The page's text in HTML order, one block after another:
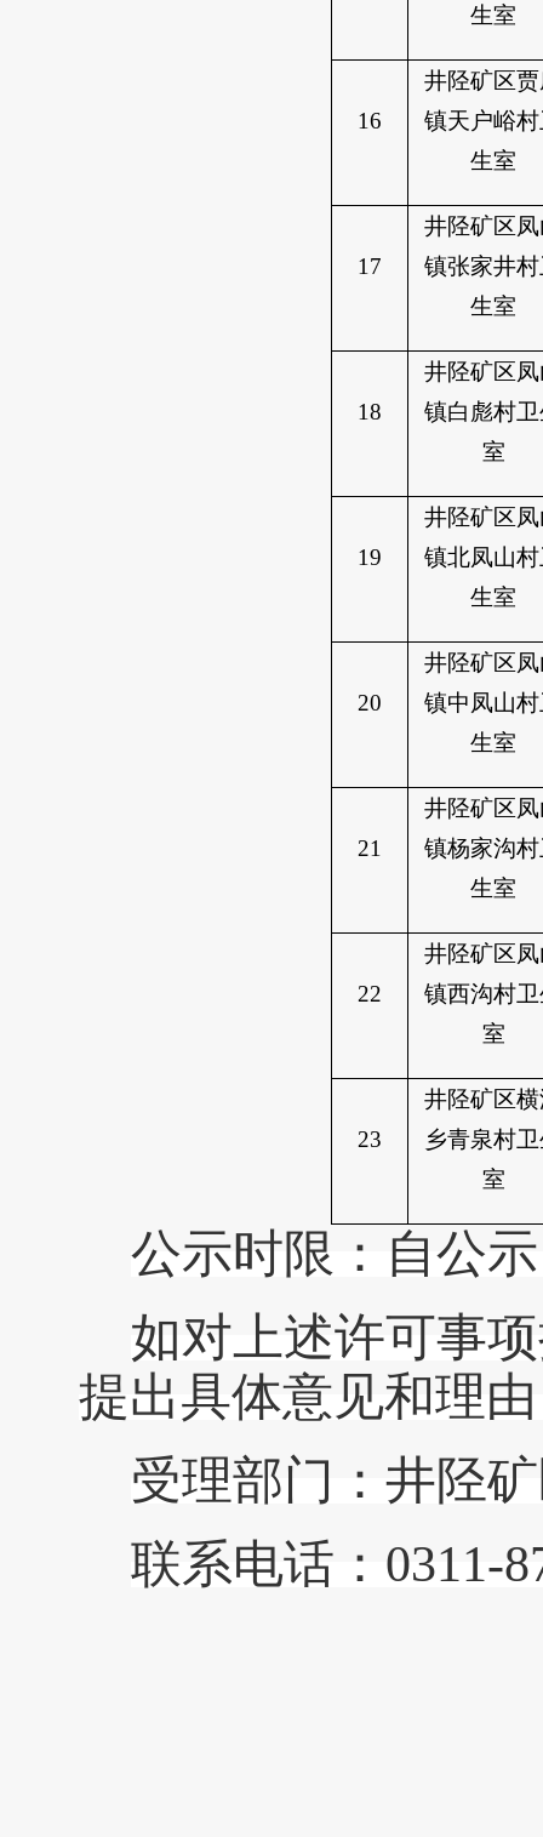
生室
16
井陉矿区
镇天户峪
生室
17
井陉矿区
镇张家井
生室
18
井陉矿区
镇白彪村
室
19
井陉矿区
镇北凤山
生室
20
井陉矿区
镇中凤山
生室
21
井陉矿区
镇杨家沟
生室
22
井陉矿区
镇西沟村
室
23
井陉矿区
乡青泉村
室
公示时限：自公
如对上述许可事
提出具体意见和理
受理部门： 井陉
联系电话：